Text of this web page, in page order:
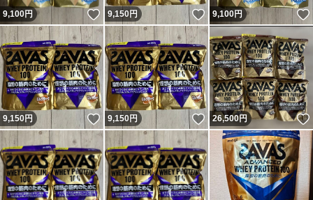
9,100円 いいね！
9,150円 いいね！
9,100円
9,150円 いいね！
9,150円 いいね！
26,500円